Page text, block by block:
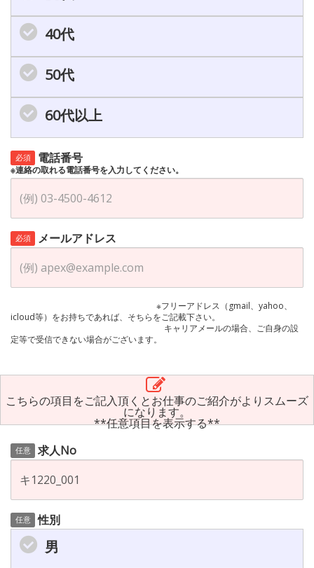
40代
50代
60代以上
必須 電話番号
※連絡の取れる電話番号を入力してください。
必須 メールアドレス
※フリーアドレス（gmail、yahoo、
icloud等）をお持ちであれば、そちらをご記載下さい。
キャリアメールの場合、ご自身の設
定等で受信できない場合がございます。
こちらの項目をご記入頂くとお仕事のご紹介がよりスムーズ
になります。
**任意項目を表示する**
任意 求人No
任意 性別
男